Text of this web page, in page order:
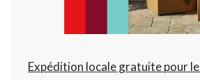
à
22:00
changer
Expédition locale gratuite pour